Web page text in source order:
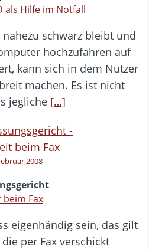
als Hilfe im Notfall
schwarz bleibt und
hochzufahren auf
kann sich in dem Nutzer
machen. Es ist nicht
jegliche […]
2008
Fax
eigenhändig sein, das gilt
per Fax verschickt